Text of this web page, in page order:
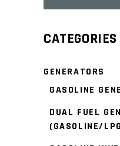
price
price
CATEGORIES
GENERATORS
GASOLINE
DUAL FUEL
(GASOLINE/